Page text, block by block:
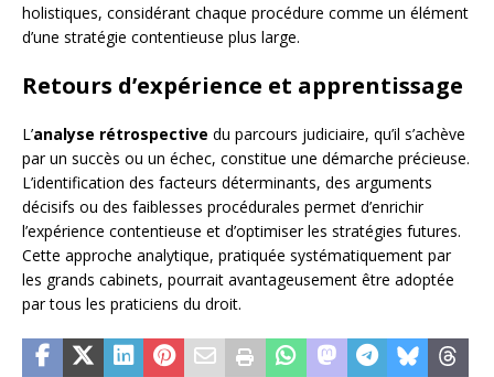
holistiques, considérant chaque procédure comme un élément
d’une stratégie contentieuse plus large.
Retours d’expérience et apprentissage
L’analyse rétrospective du parcours judiciaire, qu’il s’achève
par un succès ou un échec, constitue une démarche précieuse.
L’identification des facteurs déterminants, des arguments
décisifs ou des faiblesses procédurales permet d’enrichir
l’expérience contentieuse et d’optimiser les stratégies futures.
Cette approche analytique, pratiquée systématiquement par
les grands cabinets, pourrait avantageusement être adoptée
par tous les praticiens du droit.